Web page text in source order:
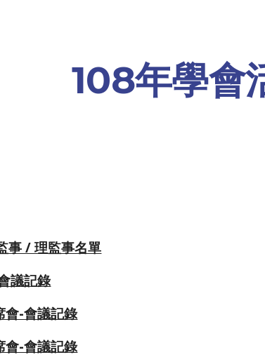
108年學會
事 / 理監事名單
議記錄
會-會議記錄
會-會議記錄